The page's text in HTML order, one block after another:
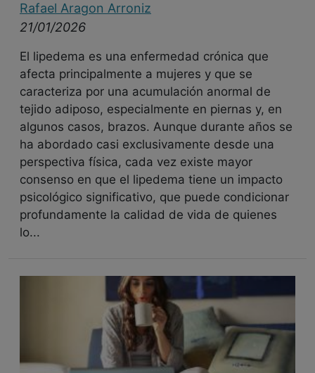
Rafael Aragon Arroniz
21/01/2026
El lipedema es una enfermedad crónica que
afecta principalmente a mujeres y que se
caracteriza por una acumulación anormal de
tejido adiposo, especialmente en piernas y, en
algunos casos, brazos. Aunque durante años se
ha abordado casi exclusivamente desde una
perspectiva física, cada vez existe mayor
consenso en que el lipedema tiene un impacto
psicológico significativo, que puede condicionar
profundamente la calidad de vida de quienes
lo...